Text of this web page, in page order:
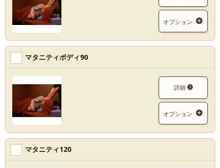
オプション
マタニティボディ90
詳細
オプション
マタニティ120